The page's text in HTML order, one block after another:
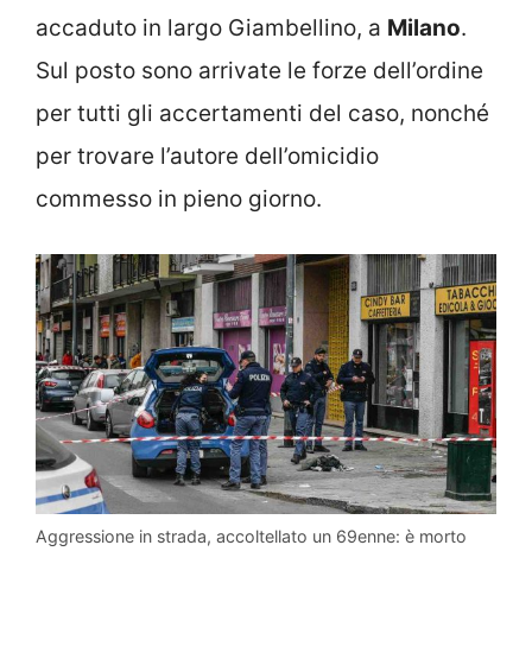
accaduto in largo Giambellino, a Milano.
Sul posto sono arrivate le forze dell’ordine
per tutti gli accertamenti del caso, nonché
per trovare l’autore dell’omicidio
commesso in pieno giorno.
Aggressione in strada, accoltellato un 69enne: è morto